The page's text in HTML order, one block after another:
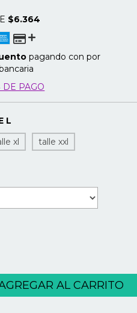
$6.364
pagando con por
PAGO
L
xl talle xxl